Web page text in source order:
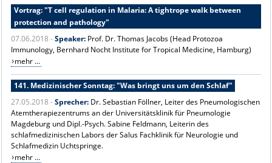
YOUNG ACADEMY
VERANSTALTUNGEN
LINKS
KONTAKT
Vortrag: "T cell regulation in Malaria: A tightrope walk between
protection and pathology"
07.06.2018 -Speaker:Prof. Dr. Thomas Jacobs (Head Protozoa
Immunology, Bernhard Nocht Institute for Tropical Medicine, Hamburg)
mehr ...
141. Medizinischer Sonntag: "Was bringt uns um den Schlaf"
27.05.2018 -Sprecher:Dr. Sebastian Föllner, Leiter des Pneumologischen
Atemtherapiezentrums an der Universitätsklinik für Pneumologie
Magdeburg und Dipl.-Psych. Sabine Feldmann, Leiterin des
schlafmedizinischen Labors der Salus Fachklinik für Neurologie und
Schlafmedizin Uchtspringe.
mehr ...